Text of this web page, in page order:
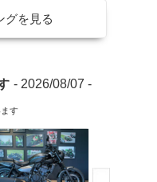
グを見る
- 2026/08/07 -
す